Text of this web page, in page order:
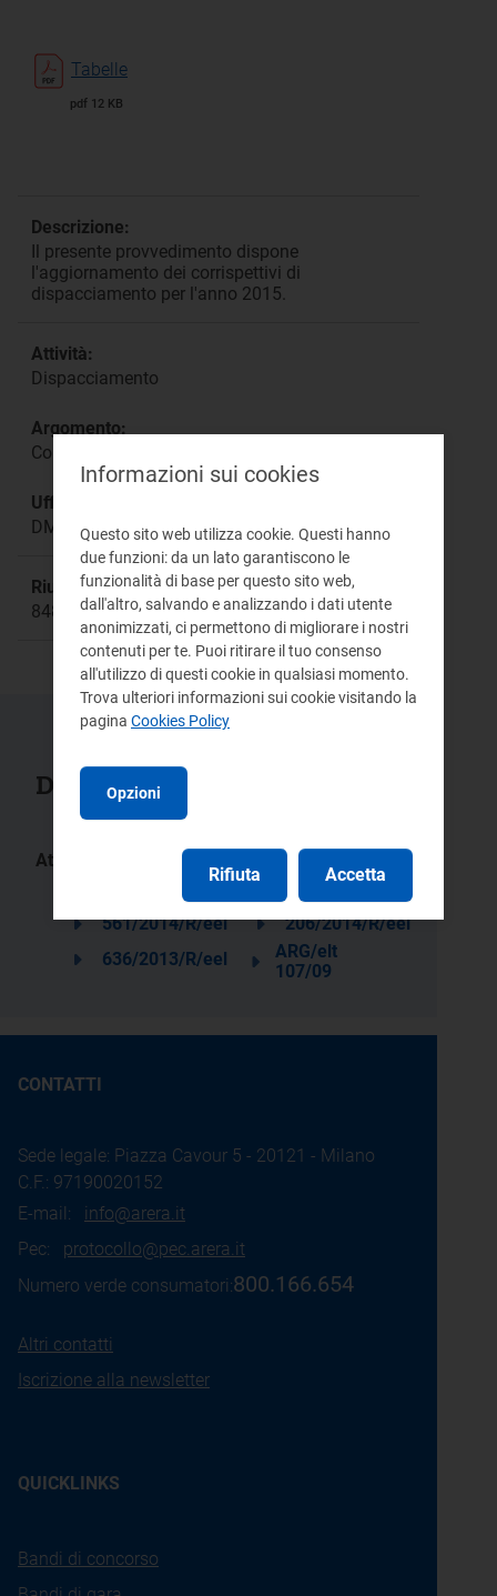
Tabelle
pdf 12 KB
Descrizione:
Il presente provvedimento dispone
l'aggiornamento dei corrispettivi di
dispacciamento per l'anno 2015.
Attività:
Dispacciamento
Argomento:
Corrispettivi di dispacciamento
Ufficio responsabile:
DMEG Direzione Mercati
Riunione:
848
Documenti collegati
Atti:
453/2015/R/eel
657/2014/R/eel
561/2014/R/eel
206/2014/R/eel
636/2013/R/eel
ARG/elt
107/09
CONTATTI
Sede legale: Piazza Cavour 5 - 20121 - Milano
C.F.: 97190020152
E-mail: info@arera.it
Pec: protocollo@pec.arera.it
Numero verde consumatori:800.166.654
Altri contatti
Iscrizione alla newsletter
QUICKLINKS
Bandi di concorso
Informazioni sui cookies
Questo sito web utilizza cookie. Questi hanno
due funzioni: da un lato garantiscono le
funzionalità di base per questo sito web,
dall'altro, salvando e analizzando i dati utente
anonimizzati, ci permettono di migliorare i nostri
contenuti per te. Puoi ritirare il tuo consenso
all'utilizzo di questi cookie in qualsiasi momento.
Trova ulteriori informazioni sui cookie visitando la
pagina Cookies Policy
Opzioni
Rifiuta Accetta